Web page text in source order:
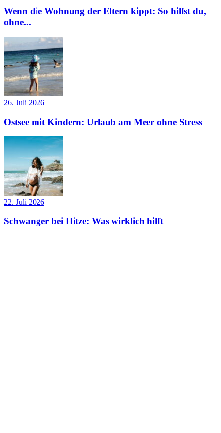
Wenn die Wohnung der Eltern kippt: So hilfst du,
ohne...
26. Juli 2026
Ostsee mit Kindern: Urlaub am Meer ohne Stress
22. Juli 2026
Schwanger bei Hitze: Was wirklich hilft